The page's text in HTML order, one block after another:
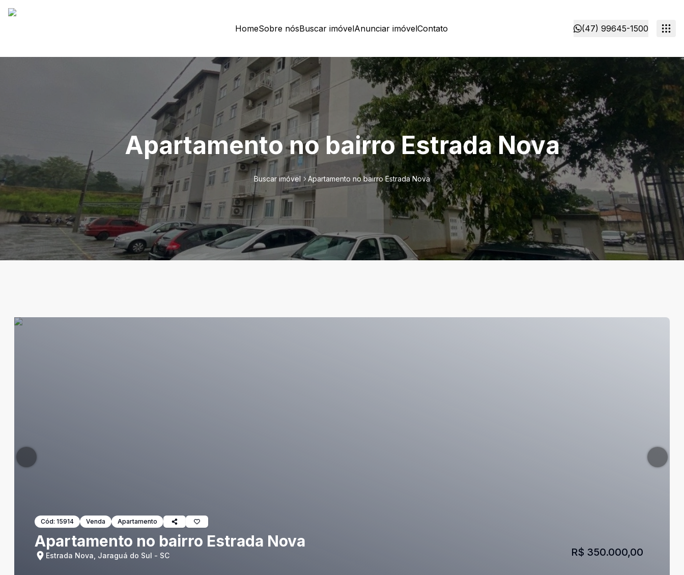
HomeSobre nósBuscar imóvelAnunciar imóvelContato (47) 99645-1500
Apartamento no bairro Estrada Nova
Buscar imóvel Apartamento no bairro Estrada Nova
Cód: 15914 Venda Apartamento
Apartamento no bairro Estrada Nova
Estrada Nova, Jaraguá do Sul - SC R$ 350.000,00